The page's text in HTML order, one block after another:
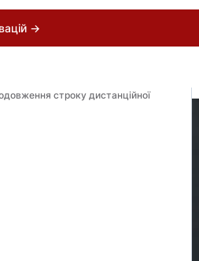
→
строку дистанційної